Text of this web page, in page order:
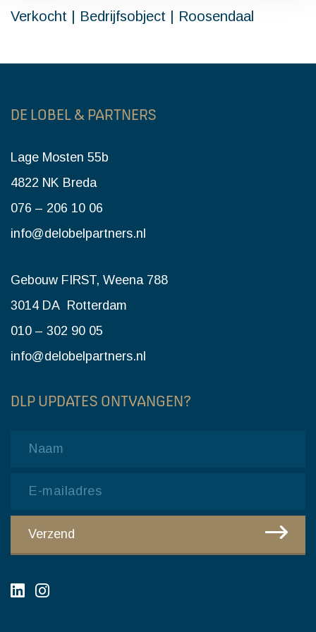
Verkocht | Bedrijfsobject | Roosendaal
DE LOBEL & PARTNERS
Lage Mosten 55b
4822 NK Breda
076 – 206 10 06
info@delobelpartners.nl
Gebouw FIRST, Weena 788
3014 DA Rotterdam
010 – 302 90 05
info@delobelpartners.nl
DLP UPDATES ONTVANGEN?
Verzend